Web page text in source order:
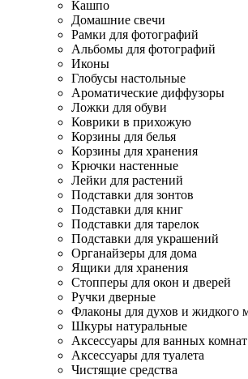
Кашпо
Домашние свечи
Рамки для фотографий
Альбомы для фотографий
Иконы
Глобусы настольные
Ароматические диффузоры
Ложки для обуви
Коврики в прихожую
Корзины для белья
Корзины для хранения
Крючки настенные
Лейки для растений
Подставки для зонтов
Подставки для книг
Подставки для тарелок
Подставки для украшений
Органайзеры для дома
Ящики для хранения
Стопперы для окон и дверей
Ручки дверные
Флаконы для духов и жидкого
Шкуры натуральные
Аксессуары для ванных комнат
Аксессуары для туалета
Чистящие средства